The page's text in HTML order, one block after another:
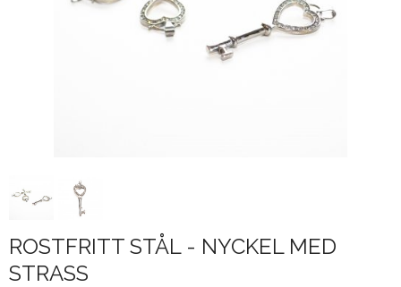
ROSTFRITT STÅL - NYCKEL MED
STRASS